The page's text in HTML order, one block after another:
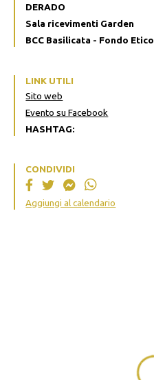
DERADO
Sala ricevimenti Garden
BCC Basilicata - Fondo Etico
LINK UTILI
Sito web
Evento su Facebook
HASHTAG:
CONDIVIDI
Aggiungi al calendario